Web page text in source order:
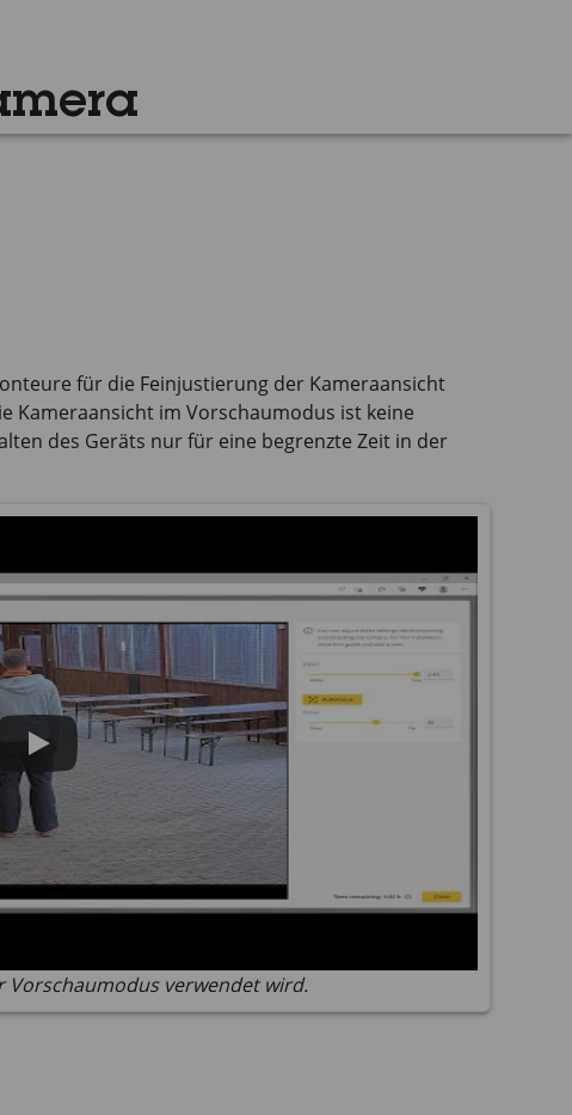
für die Feinjustierung der Kameraansicht
Kameraansicht im Vorschaumodus ist keine
des Geräts nur für eine begrenzte Zeit in der
Vorschaumodus verwendet wird.